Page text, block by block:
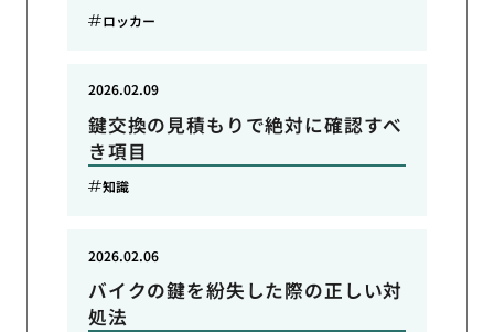
ロッカー
鍵交換の見積もりで絶対に確認すべ
き項目
2026.02.09
知識
バイクの鍵を紛失した際の正しい対
処法
2026.02.06